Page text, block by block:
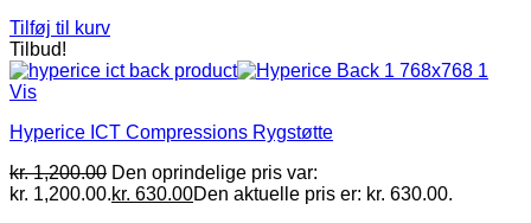
Tilføj til kurv
Tilbud!
Vis
Hyperice ICT Compressions Rygstøtte
kr.1,200.00 Den oprindelige pris var:
kr. 1,200.00.kr. 630.00Den aktuelle pris er: kr. 630.00.